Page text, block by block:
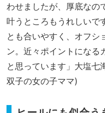
わせましたが、厚底なの
叶うところもうれしいで
とも合いやすく、オフシ
ン。近々ポイントになる
と思っています」大塩七
双子の女の子ママ)